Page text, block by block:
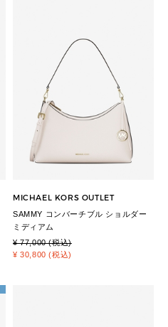
MICHAEL KORS OUTLET
SAMMY コンバーチブル ショルダー
ミディアム
¥ 77,000 (税込)
¥ 30,800 (税込)